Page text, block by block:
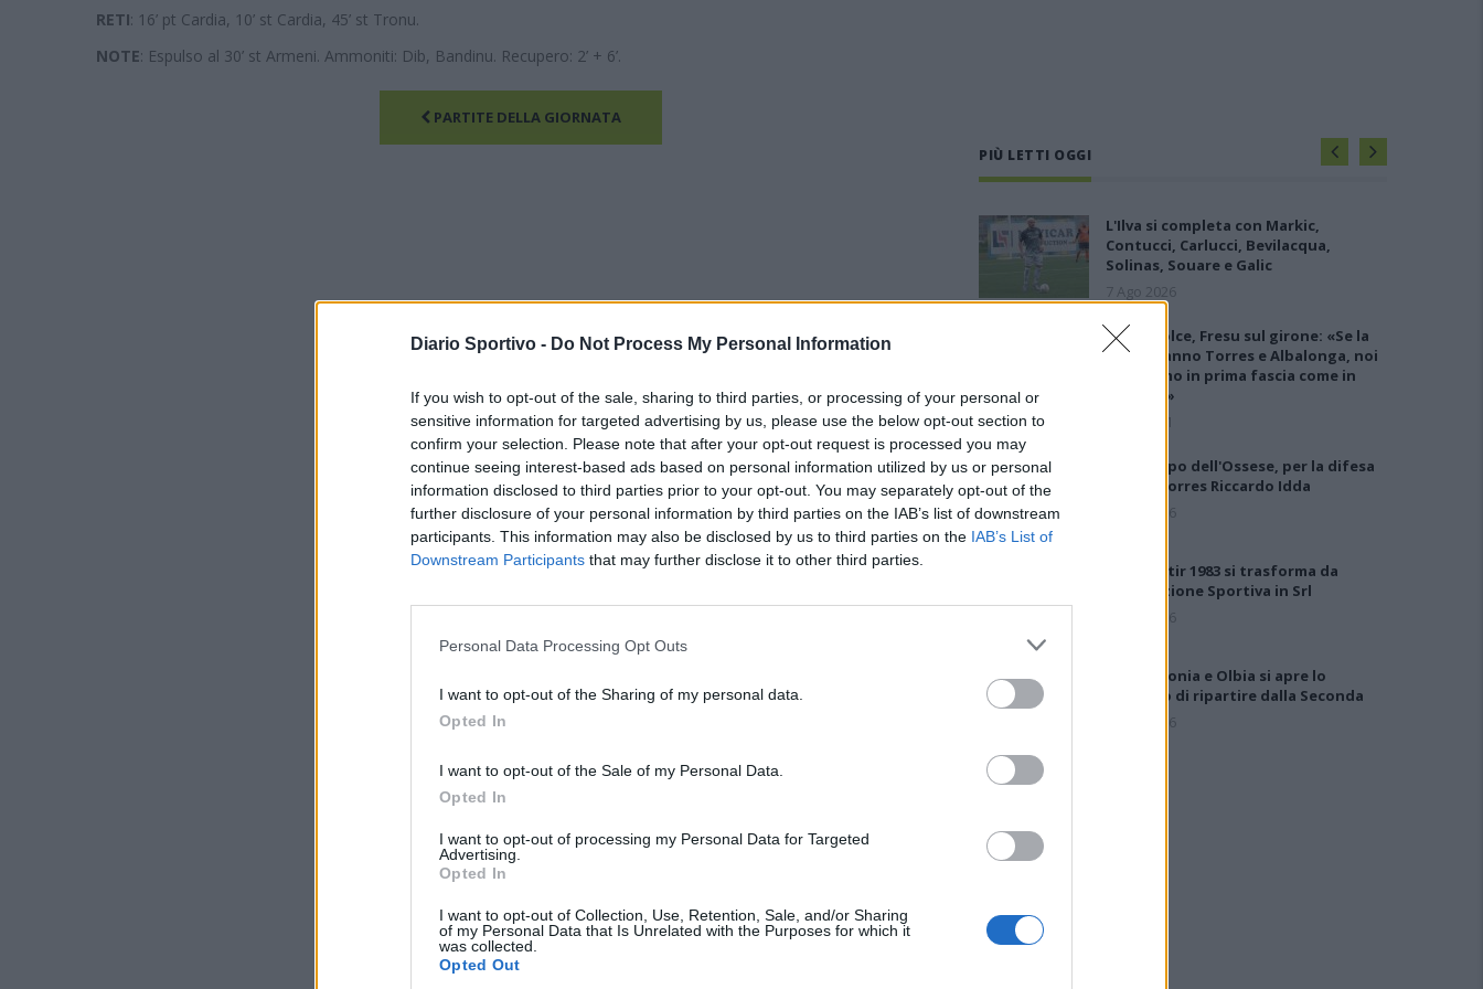
Diario Sportivo - Do Not Process My Personal Information
If you wish to opt-out of the sale, sharing to third parties, or processing of your personal or
sensitive information for targeted advertising by us, please use the below opt-out section to
confirm your selection. Please note that after your opt-out request is processed you may
continue seeing interest-based ads based on personal information utilized by us or personal
information disclosed to third parties prior to your opt-out. You may separately opt-out of the
further disclosure of your personal information by third parties on the IAB’s list of downstream
participants. This information may also be disclosed by us to third parties on the IAB’s List of
Downstream Participants that may further disclose it to other third parties.
Personal Data Processing Opt Outs
I want to opt-out of the Sharing of my personal data.
Opted In
I want to opt-out of the Sale of my Personal Data.
Opted In
I want to opt-out of processing my Personal Data for Targeted
Advertising.
Opted In
I want to opt-out of Collection, Use, Retention, Sale, and/or Sharing
of my Personal Data that Is Unrelated with the Purposes for which it
was collected.
Opted Out
RETI: 16’ pt Cardia, 10’ st Cardia, 45’ st Tronu.
NOTE: Espulso al 30’ st Armeni. Ammoniti: Dib, Bandinu. Recupero: 2’ + 6’.
PARTITE DELLA GIORNATA
PIÙ LETTI OGGI
L'Ilva si completa con Markic,
Contucci, Carlucci, Bevilacqua,
Solinas, Souare e Galic
7 Ago 2026
Latte Dolce, Fresu sul girone: «Se la
giocheranno Torres e Albalonga, noi
non siamo in prima fascia come in
passato»
8 Set 2021
Gran colpo dell'Ossese, per la difesa
c'è l'ex Torres Riccardo Idda
7 Ago 2026
Il Monastir 1983 si trasforma da
Associazione Sportiva in Srl
7 Ago 2026
Per Carbonia e Olbia si apre lo
spiraglio di ripartire dalla Seconda
7 Ago 2026